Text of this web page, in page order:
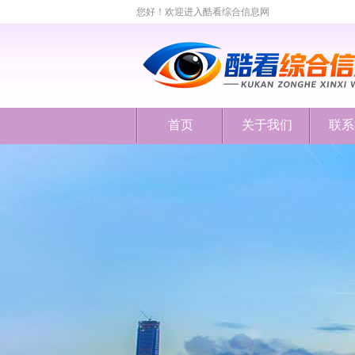
您好！欢迎进入酷看综合信息网
首页 关于我们 联